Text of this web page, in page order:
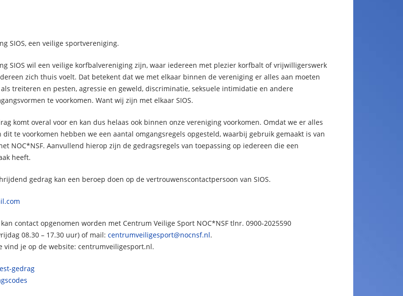
SIOS, een veilige sportvereniging.
SIOS wil een veilige korfbalvereniging zijn, waar iedereen met plezier korfbalt of vrijwilligerswerk
zich thuis voelt. Dat betekent dat we met elkaar binnen de vereniging er alles aan moeten
treiteren en pesten, agressie en geweld, discriminatie, seksuele intimidatie en andere
te voorkomen. Want wij zijn met elkaar SIOS.
komt overal voor en kan dus helaas ook binnen onze vereniging voorkomen. Omdat we er alles
te voorkomen hebben we een aantal omgangsregels opgesteld, waarbij gebruik gemaakt is van
NOC*NSF. Aanvullend hierop zijn de gedragsregels van toepassing op iedereen die een
heeft.
gedrag kan een beroep doen op de vertrouwenscontactpersoon van SIOS.
contact opgenomen worden met Centrum Veilige Sport NOC*NSF tlnr. 0900-2025590
08.30 – 17.30 uur) of mail: centrumveiligesport@nocnsf.nl.
vind je op de website: centrumveiligesport.nl.
gedrag